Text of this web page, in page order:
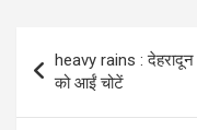
navigation
heavy rains : देहरादून
को आईं चोटें